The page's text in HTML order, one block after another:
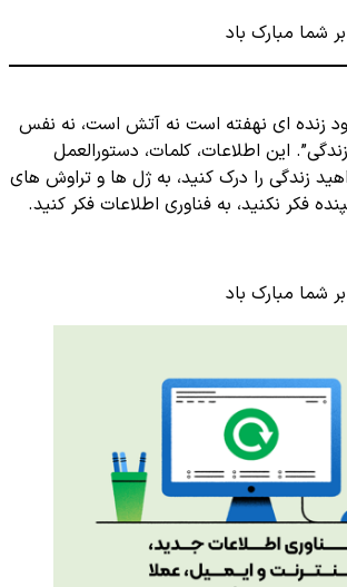
شما مبارک باد
زنده ای نهفته است نه آتش است، نه نفس
این اطلاعات، کلمات، دستورالعمل
زندگی را درک کنید، به ژل ها و تراوش های
فکر نکنید، به فناوری اطلاعات فکر کنید.
شما مبارک باد